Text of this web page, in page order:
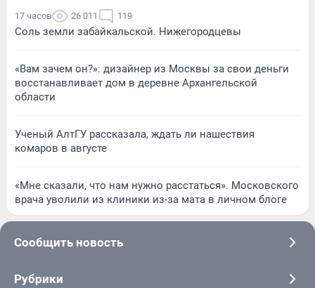
17 часов 26 011 119
Соль земли забайкальской. Нижегородцевы
«Вам зачем он?»: дизайнер из Москвы за свои деньги
восстанавливает дом в деревне Архангельской
области
Ученый АлтГУ рассказала, ждать ли нашествия
комаров в августе
«Мне сказали, что нам нужно расстаться». Московского
врача уволили из клиники из-за мата в личном блоге
Сообщить новость
Рубрики